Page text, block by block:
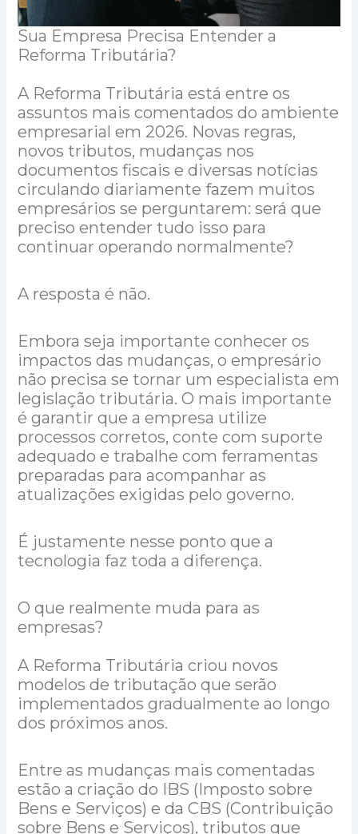
Sua Empresa Precisa Entender a
Reforma Tributária?
A Reforma Tributária está entre os
assuntos mais comentados do ambiente
empresarial em 2026. Novas regras,
novos tributos, mudanças nos
documentos fiscais e diversas notícias
circulando diariamente fazem muitos
empresários se perguntarem: será que
preciso entender tudo isso para
continuar operando normalmente?
A resposta é não.
Embora seja importante conhecer os
impactos das mudanças, o empresário
não precisa se tornar um especialista em
legislação tributária. O mais importante
é garantir que a empresa utilize
processos corretos, conte com suporte
adequado e trabalhe com ferramentas
preparadas para acompanhar as
atualizações exigidas pelo governo.
É justamente nesse ponto que a
tecnologia faz toda a diferença.
O que realmente muda para as
empresas?
A Reforma Tributária criou novos
modelos de tributação que serão
implementados gradualmente ao longo
dos próximos anos.
Entre as mudanças mais comentadas
estão a criação do IBS (Imposto sobre
Bens e Serviços) e da CBS (Contribuição
sobre Bens e Serviços), tributos que